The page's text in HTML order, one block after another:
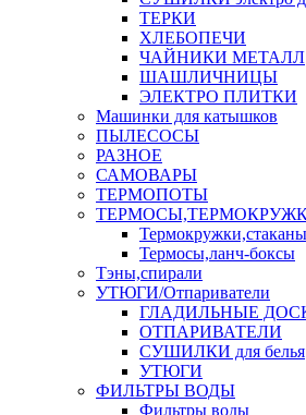
ТЕРКИ
ХЛЕБОПЕЧИ
ЧАЙНИКИ МЕТАЛЛ
ШАШЛИЧНИЦЫ
ЭЛЕКТРО ПЛИТКИ
Машинки для катышков
ПЫЛЕСОСЫ
РАЗНОЕ
САМОВАРЫ
ТЕРМОПОТЫ
Термосы,ланч-боксы
Тэны,спирали
УТЮГИ/Отпариватели
ГЛАДИЛЬНЫЕ
ОТПАРИВАТЕЛИ
СУШИЛКИ для белья
УТЮГИ
ФИЛЬТРЫ ВОДЫ
Фильтры воды